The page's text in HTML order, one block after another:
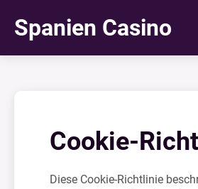
Spanien Casino
Cookie-
Diese Cookie-Richtlinie